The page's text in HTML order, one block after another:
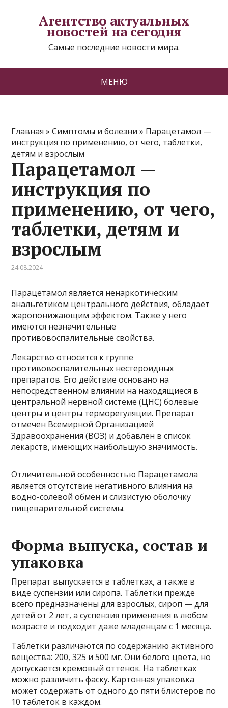
Агентство актуальных
новостей на сегодня
Самые последние новости мира.
МЕНЮ
Главная »Симптомы и болезни » Парацетамол —
инструкция по применению, от чего, таблетки,
детям и взрослым
Парацетамол —
инструкция по
применению, от чего,
таблетки, детям и
взрослым
24.08.2024
Парацетамол является ненаркотическим
анальгетиком центрального действия, обладает
жаропонижающим эффектом. Также у него
имеются незначительные
противовоспалительные свойства.
Лекарство относится к группе
противовоспалительных нестероидных
препаратов. Его действие основано на
непосредственном влиянии на находящиеся в
центральной нервной системе (ЦНС) болевые
центры и центры терморегуляции. Препарат
отмечен Всемирной Организацией
Здравоохранения (ВОЗ) и добавлен в список
лекарств, имеющих наибольшую значимость.
Отличительной особенностью Парацетамола
является отсутствие негативного влияния на
водно-солевой обмен и слизистую оболочку
пищеварительной системы.
Форма выпуска, состав и
упаковка
Препарат выпускается в таблетках, а также в
виде суспензии или сиропа. Таблетки прежде
всего предназначены для взрослых, сироп — для
детей от 2 лет, а суспензия применения в любом
возрасте и подходит даже младенцам с 1 месяца.
Таблетки различаются по содержанию активного
вещества: 200, 325 и 500 мг. Они белого цвета, но
допускается кремовый оттенок. На таблетках
можно различить фаску. Картонная упаковка
может содержать от одного до пяти блистеров по
10 таблеток в каждом.